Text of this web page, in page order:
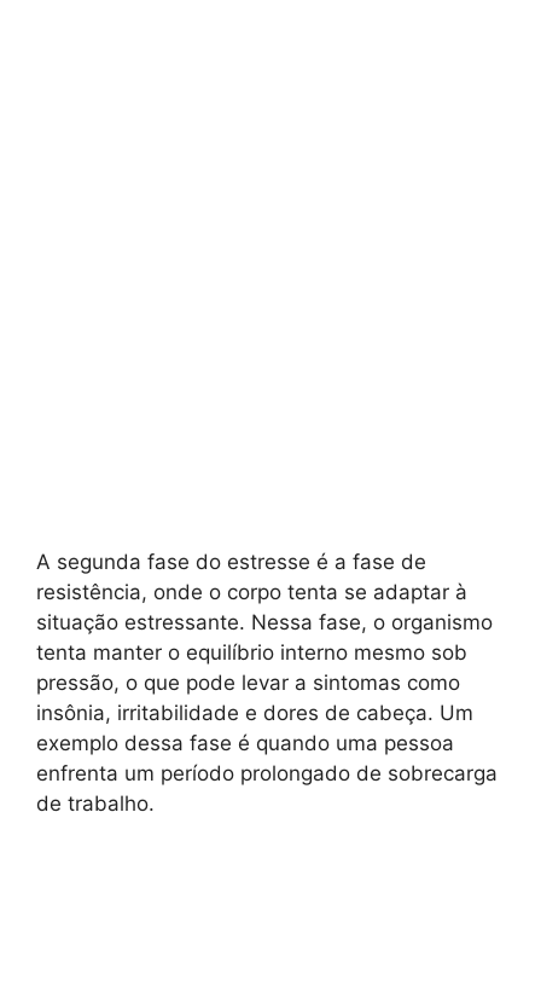
A segunda fase do estresse é a fase de
resistência, onde o corpo tenta se adaptar à
situação estressante. Nessa fase, o organismo
tenta manter o equilíbrio interno mesmo sob
pressão, o que pode levar a sintomas como
insônia, irritabilidade e dores de cabeça. Um
exemplo dessa fase é quando uma pessoa
enfrenta um período prolongado de sobrecarga
de trabalho.